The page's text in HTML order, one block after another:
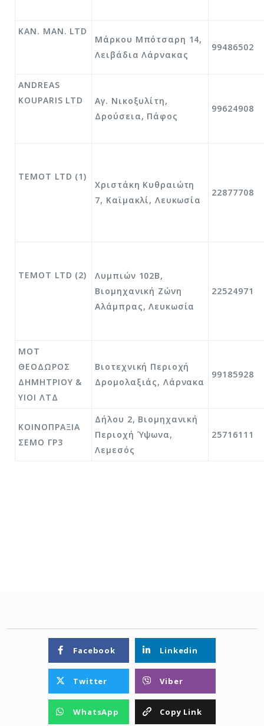
KAN. MAN. LTD
Μάρκου Μπότσαρη 14,
Λειβάδια Λάρνακας
99486502
ANDREAS
KOUPARIS LTD
Αγ. Νικοξυλίτη,
Δρούσεια, Πάφος
99624908
TEMOT LTD (1)
Χριστάκη Κυθραιώτη
7, Καϊμακλί, Λευκωσία
22877708
TEMOT LTD (2)
Λυμπιών 102Β,
Βιομηχανική Ζώνη
Αλάμπρας, Λευκωσία
22524971
ΜΟΤ
ΘΕΟΔΩΡΟΣ
ΔΗΜΗΤΡΙΟΥ &
ΥΙΟΙ ΛΤΔ
Βιοτεχνική Περιοχή
Δρομολαξιάς, Λάρνακα
99185928
ΚΟΙΝΟΠΡΑΞΙΑ
ΣΕΜΟ ΓΡ3
Δήλου 2, Βιομηχανική
Περιοχή Ύψωνα,
Λεμεσός
25716111
Facebook Linkedin
Twitter Viber
WhatsApp Copy Link